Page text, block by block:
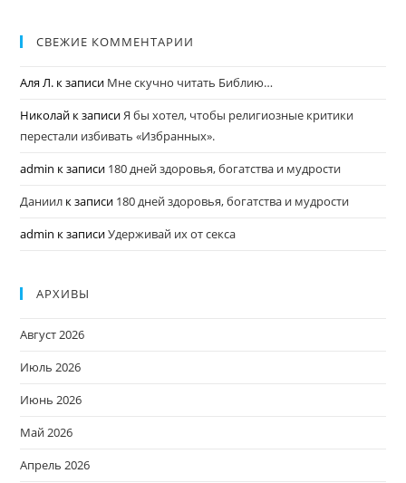
СВЕЖИЕ КОММЕНТАРИИ
Аля Л. к записи Мне скучно читать Библию…
Николай к записиЯ бы хотел, чтобы религиозные критики
перестали избивать «Избранных».
admin к записи 180 дней здоровья, богатства и мудрости
Даниил к записи 180 дней здоровья, богатства и мудрости
admin к записиУдерживай их от секса
АРХИВЫ
Август 2026
Июль 2026
Июнь 2026
Май 2026
Апрель 2026